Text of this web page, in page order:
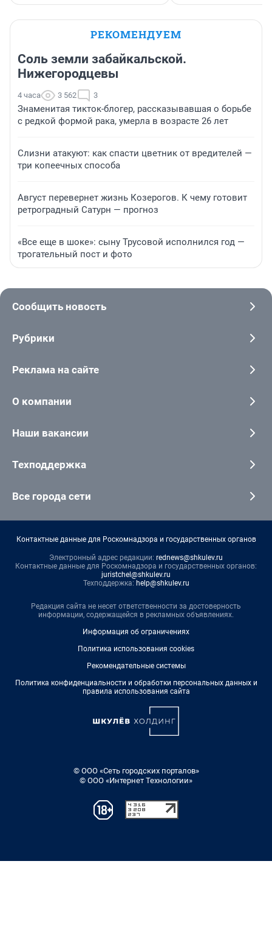
РЕКОМЕНДУЕМ
Соль земли забайкальской.
Нижегородцевы
4 часа 3 562 3
Знаменитая тикток-блогер, рассказывавшая о борьбе
с редкой формой рака, умерла в возрасте 26 лет
Слизни атакуют: как спасти цветник от вредителей —
три копеечных способа
Август перевернет жизнь Козерогов. К чему готовит
ретроградный Сатурн — прогноз
«Все еще в шоке»: сыну Трусовой исполнился год —
трогательный пост и фото
Сообщить новость
Рубрики
Реклама на сайте
О компании
Наши вакансии
Техподдержка
Все города сети
Контактные данные для Роскомнадзора и государственных органов
Электронный адрес редакции: rednews@shkulev.ru
Контактные данные для Роскомнадзора и государственных органов:
juristchel@shkulev.ru
Техподдержка: help@shkulev.ru
Редакция сайта не несет ответственности за достоверность
информации, содержащейся в рекламных объявлениях.
Информация об ограничениях
Политика использования cookies
Рекомендательные системы
Политика конфиденциальности и обработки персональных данных и
правила использования сайта
© ООО «Сеть городских порталов»
© ООО «Интернет Технологии»